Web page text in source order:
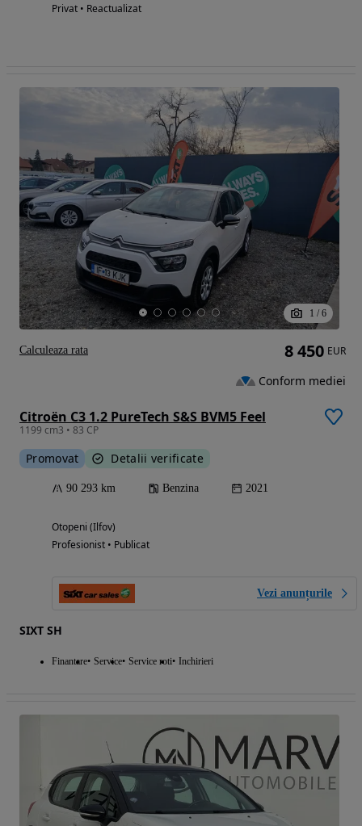
Privat • Reactualizat
1 / 6
Citroën C3 1.2 PureTech S&S BVM5 Feel
1199 cm3 • 83 CP
Promovat Detalii verificate
90 293 km Benzina 2021
Otopeni (Ilfov)
Profesionist • Publicat
Vezi anunțurile
SIXT SH
Finantare Service Service roti Inchirieri
8 450 EUR
Conform mediei
Calculeaza rata